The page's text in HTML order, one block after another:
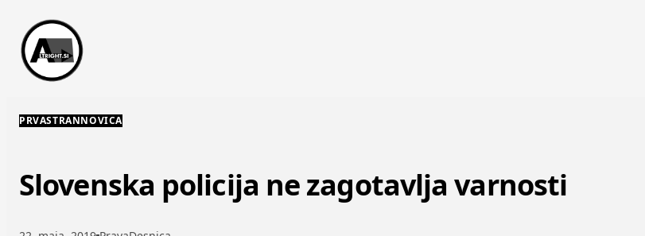
Skip to content
PRVASTRANNOVICA
Slovenska policija ne zagotavlja varnosti